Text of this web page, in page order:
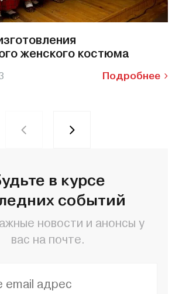
женского костюма
Подробнее
в курсе
событий
новости и анонсы у
вас на почте.